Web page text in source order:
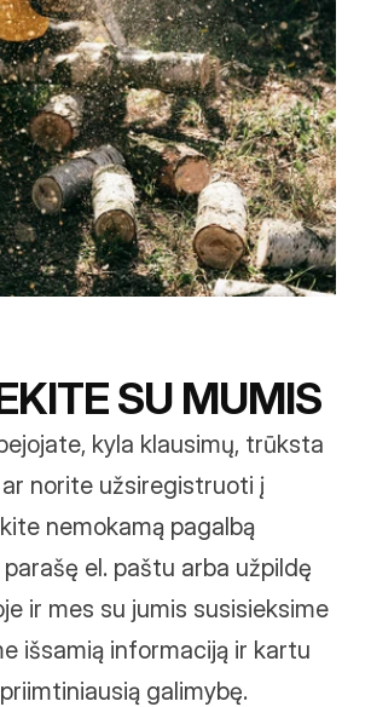
SU MUMIS
kyla klausimų, trūksta
norite užsiregistruoti į
nemokamą pagalbą
el. paštu arba užpildę
ir mes su jumis susisieksime
išsamią informaciją ir kartu
galimybę.